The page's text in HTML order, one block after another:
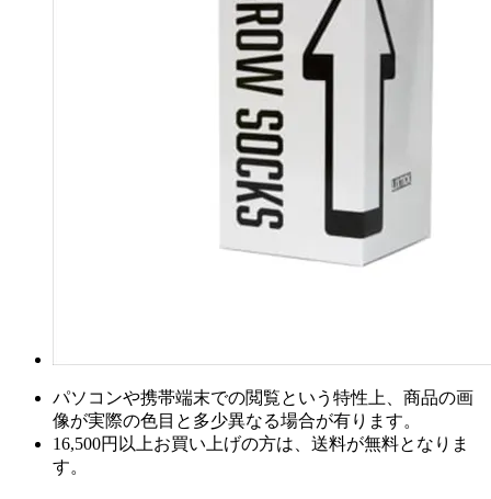
パソコンや携帯端末での閲覧という特性上、商品の画
像が実際の色目と多少異なる場合が有ります。
16,500円以上お買い上げの方は、 送料が無料となりま
す。